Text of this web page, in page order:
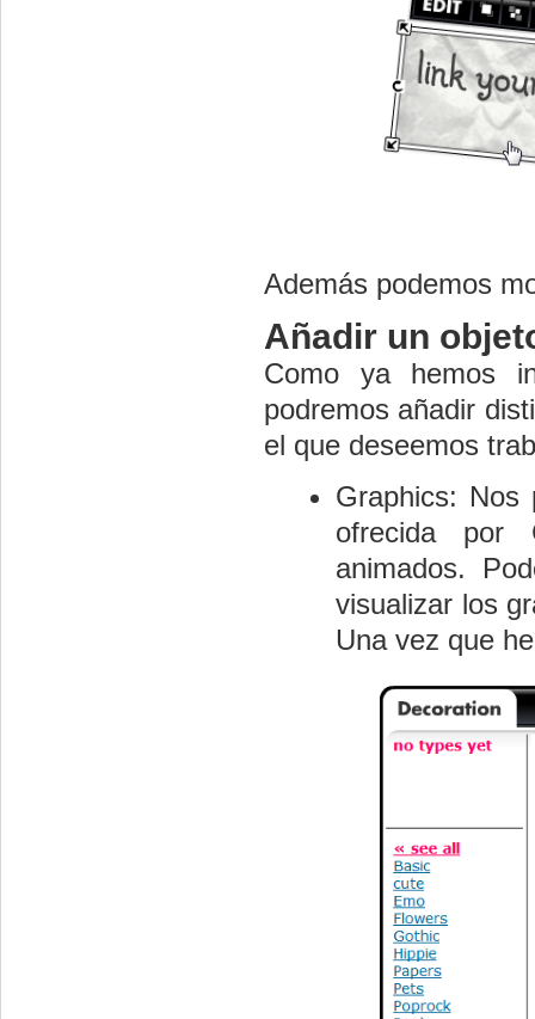
Además podemos
Añadir un
Como ya hemos
podremos añadir
el que deseemos
Graphics: Nos
ofrecida por
animados.
visualizar los
Una vez que